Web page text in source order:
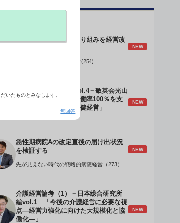
身体的拘束最小化の取り組みを経営改
NEW
データで読み解く病院経営(254)
介護経営のデザインVol.4－敬英会光山
誠理事長 「驚異の稼働率100％を支
える『顧客目線』の老健経営」
NEW
急性期病院Aの改定直後の届け出状況
を検証する
NEW
先が見えない時代の戦略的病院経営（273）
介護経営論考（1）－日本総合研究所
編vol.1 「今後の介護経営に必要な視
点―経営力強化に向けた大規模化と協
働化―」
NEW
いたものとみなします。
無回答